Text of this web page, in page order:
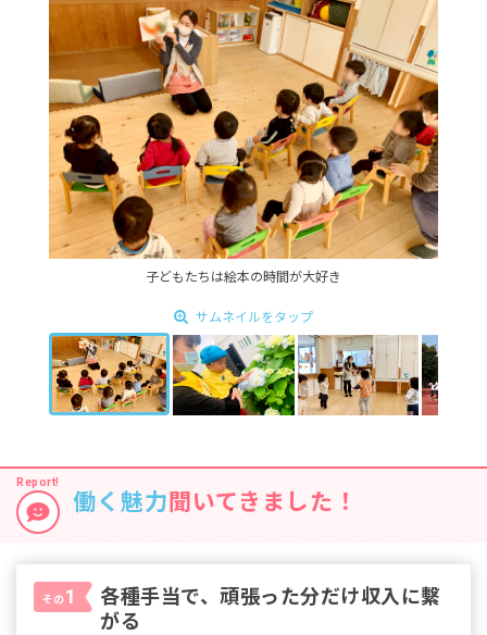
子どもたちは絵本の時間が大好き
サムネイルをタップ
働く魅力 聞いてきました！
その1
各種手当で、頑張った分だけ収入に繫
がる